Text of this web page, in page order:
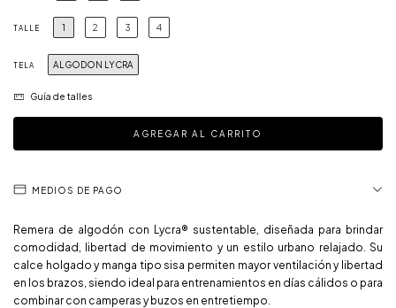
TALLE 1 2 3 4
TELA ALGODON LYCRA
Guía de talles
MEDIOS DE PAGO
Remera de algodón con Lycra® sustentable, diseñada para brindar
comodidad, libertad de movimiento y un estilo urbano relajado. Su
calce holgado y manga tipo sisa permiten mayor ventilación y libertad
en los brazos, siendo ideal para entrenamientos en días cálidos o para
combinar con camperas y buzos en entretiempo.